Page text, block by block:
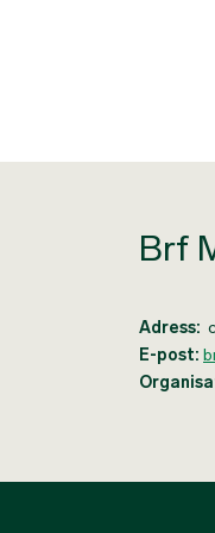
Brf
Adress:
E-post: